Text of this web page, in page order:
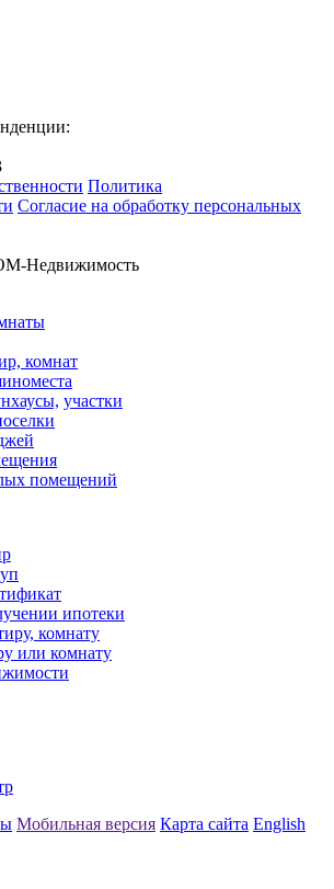
Политика
Согласие на обработку персональных
Недвижимость
комнат
участки
помещений
ипотеки
комнату
или комнату
Мобильная версия Карта сайта English